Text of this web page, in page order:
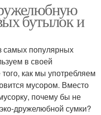
бутылок и
самых популярных
в своей
как мы употребляем
мусором. Вместо
почему бы не
дружелюбной сумки?